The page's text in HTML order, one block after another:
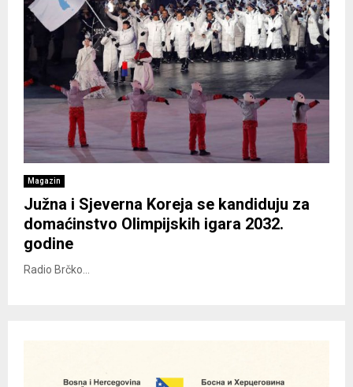
Magazin
Južna i Sjeverna Koreja se kandiduju za
domaćinstvo Olimpijskih igara 2032.
godine
Radio Brčko...